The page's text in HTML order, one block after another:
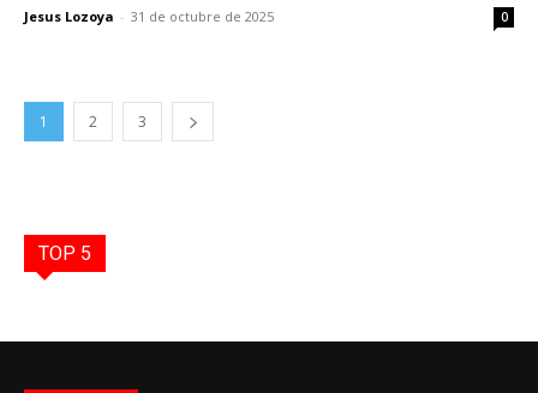
Jesus Lozoya - 31 de octubre de 2025 0
1 2 3
TOP 5